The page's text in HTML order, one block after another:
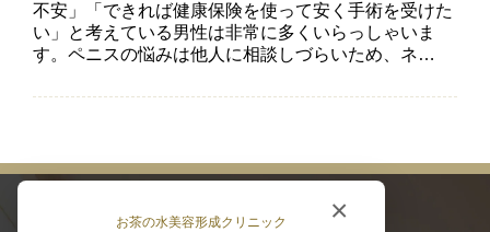
不安」「できれば健康保険を使って安く手術を受けた
い」と考えている男性は非常に多くいらっしゃいま
す。ペニスの悩みは他人に相談しづらいため、ネ…
×
お茶の水美容形成クリニック